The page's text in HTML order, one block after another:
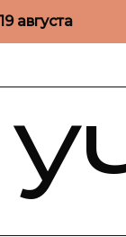
19 августа